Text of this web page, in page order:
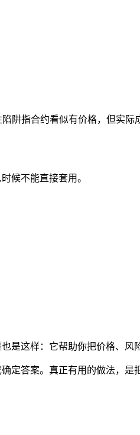
阱指合约看似有价格，但实际
候不能直接套用。
这样：它帮助你把价格、风
定答案。真正有用的做法，